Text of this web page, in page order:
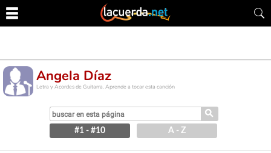
Angela Díaz
Letra y Acordes de Guitarra. Aprende a tocar esta canción
⚲
#1 - #10 A - Z